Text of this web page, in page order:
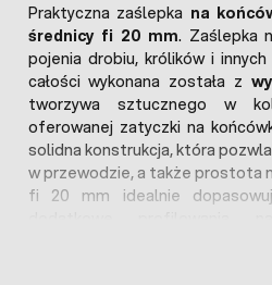
Praktyczna zaślepka na
średnicy fi 20 mm. Zaślepka
pojenia drobiu, królików i
całości wykonana została z
tworzywa sztucznego w
oferowanej zatyczki na
solidna konstrukcja, która
w przewodzie, a także prostota
fi 20 mm idealnie
całego systemu.